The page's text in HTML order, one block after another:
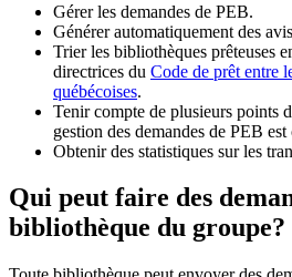
Gérer les demandes de PEB.
Générer automatiquement des
Trier les bibliothèques prêteuses
directrices du Code de prêt entre
québécoises.
Tenir compte de plusieurs points
gestion des demandes de PEB est
Obtenir des statistiques sur les
Qui peut faire des
bibliothèque du groupe?